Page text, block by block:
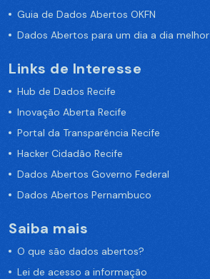
Guia de Dados Abertos OKFN
Dados Abertos para um dia a dia melhor
Links de Interesse
Hub de Dados Recife
Inovação Aberta Recife
Portal da Transparência Recife
Hacker Cidadão Recife
Dados Abertos Governo Federal
Dados Abertos Pernambuco
Saiba mais
O que são dados abertos?
Lei de acesso a informação